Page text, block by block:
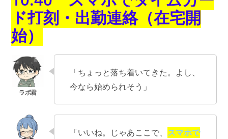
ド打刻・出勤連絡（在宅開
始）
「ちょっと落ち着いてきた。よし、
今なら始められそう」
「いいね。じゃあここで、 スマホで